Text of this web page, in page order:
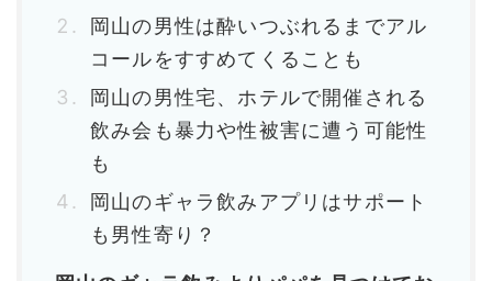
岡山の男性は酔いつぶれるまでアル
コールをすすめてくることも
岡山の男性宅、ホテルで開催される
飲み会も暴力や性被害に遭う可能性
も
岡山のギャラ飲みアプリはサポート
も男性寄り？